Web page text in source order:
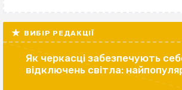
ВИБІР РЕДАКЦІЇ
Як черкасці забезпечують
відключень світла: